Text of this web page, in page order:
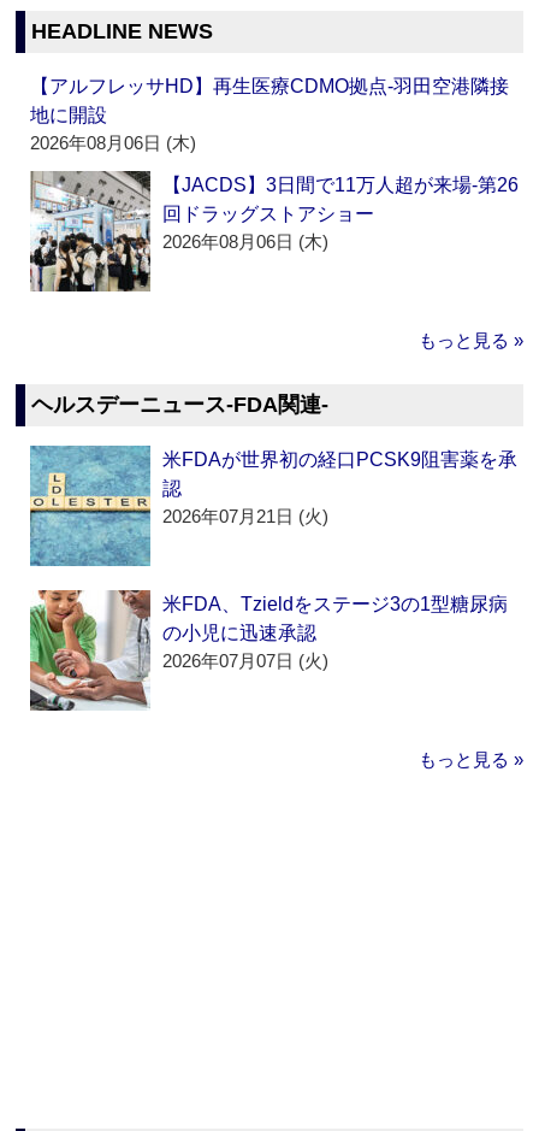
HEADLINE NEWS
【アルフレッサHD】再生医療CDMO拠点‐羽田空港隣接
地に開設
2026年08月06日 (木)
【JACDS】3日間で11万人超が来場‐第26
回ドラッグストアショー
2026年08月06日 (木)
もっと見る »
ヘルスデーニュース‐FDA関連‐
米FDAが世界初の経口PCSK9阻害薬を承
認
2026年07月21日 (火)
米FDA、Tzieldをステージ3の1型糖尿病
の小児に迅速承認
2026年07月07日 (火)
もっと見る »